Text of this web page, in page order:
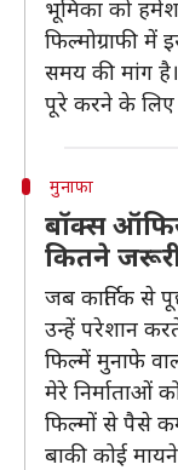
भूमिका को
फिल्मोग्राफी
समय की मांग
पूरे करने के लिए
मुनाफा
बॉक्स
कितने
जब कार्तिक से
उन्हें परेशान
फिल्में मुनाफे
मेरे निर्माताओं
फिल्मों से पैसे
बाकी कोई